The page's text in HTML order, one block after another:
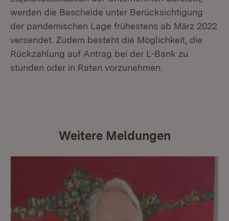
werden die Bescheide unter Berücksichtigung
der pandemischen Lage frühestens ab März 2022
versendet. Zudem besteht die Möglichkeit, die
Rückzahlung auf Antrag bei der L-Bank zu
stunden oder in Raten vorzunehmen.
Weitere Meldungen